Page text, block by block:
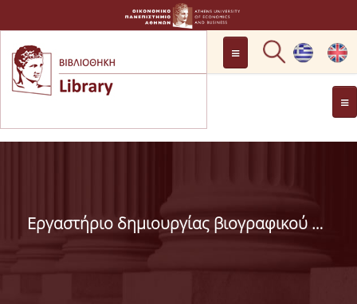
OPENING HOURS
GENERAL INFORMATION
LIBRARY COMMITTEE
Eργαστήριο δημιουργίας βιογραφικού σημειώματος EUROPASS, απο Εθνική Βιβλιοθήκη της Ελλάδος (ΕΒΕ)